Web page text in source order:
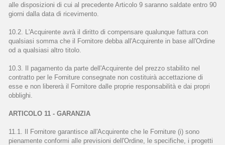
alle disposizioni di cui al precedente Articolo 9 saranno saldate entro 90
giorni dalla data di ricevimento.
10.2. L'Acquirente avrà il diritto di compensare qualunque fattura con
qualsiasi somma che il Fornitore debba all'Acquirente in base all'Ordine
od a qualsiasi altro titolo.
10.3. Il pagamento da parte dell'Acquirente del prezzo stabilito nel
contratto per le Forniture consegnate non costituirà accettazione di
esse e non libererà il Fornitore dalle proprie responsabilità e dai propri
obblighi.
ARTICOLO 11 - GARANZIA
11.1. Il Fornitore garantisce all'Acquirente che le Forniture (i) sono
pienamente conformi alle previsioni dell'Ordine, le specifiche, i progetti